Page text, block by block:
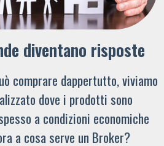
diventano risposte
comprare dappertutto, viviamo
dove i prodotti sono
a condizioni economiche
a cosa serve un Broker?